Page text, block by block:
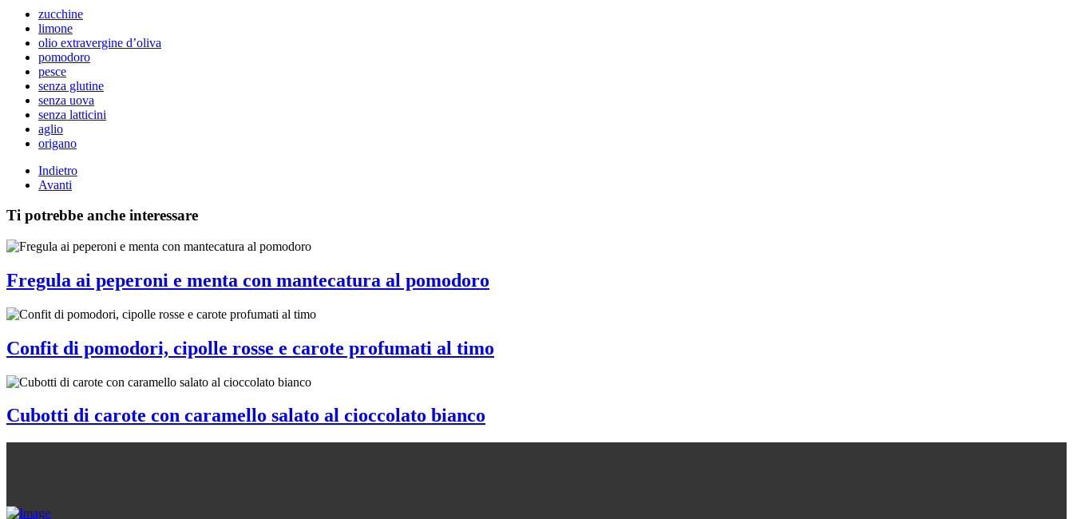
zucchine
limone
olio extravergine d’oliva
pomodoro
pesce
senza glutine
senza uova
senza latticini
aglio
origano
Indietro
Avanti
Ti potrebbe anche interessare
Fregula ai peperoni e menta con mantecatura al pomodoro
Confit di pomodori, cipolle rosse e carote profumati al timo
Cubotti di carote con caramello salato al cioccolato bianco